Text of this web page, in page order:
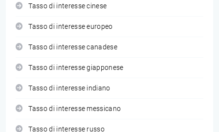
Tasso di interesse cinese
Tasso di interesse europeo
Tasso di interesse canadese
Tasso di interesse giapponese
Tasso di interesse indiano
Tasso di interesse messicano
Tasso di interesse russo